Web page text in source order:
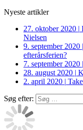
Nyeste artikler
27. oktober 2020 |
Nielsen
9. september 2020 |
efterårsferien?
7. september 2020 |
28. august 2020 |
2. april 2020 |
Søg efter: